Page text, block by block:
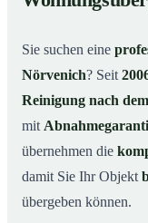
04So
Typische
07Jetzt Angebot
08So läuft eine
Sie suchen eine
Nörvenich? Seit
Reinigung nach
mit
übernehmen die
damit Sie Ihr Objekt
übergeben können.